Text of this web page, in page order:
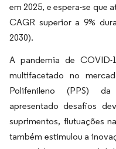
em 2025, e espera-se que
CAGR superior a 9%
2030).
A pandemia de
multifacetado no
Polifenileno (PPS)
apresentado desafios
suprimentos, flutuações
também estimulou a